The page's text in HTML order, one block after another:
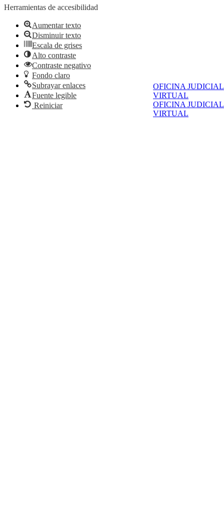
OFICINA JUDICIAL
VIRTUAL
OFICINA JUDICIAL
VIRTUAL
Herramientas de accesibilidad
Aumentar texto
Disminuir texto
Escala de grises
Alto contraste
Contraste negativo
Fondo claro
Subrayar enlaces
Fuente legible
Reiniciar